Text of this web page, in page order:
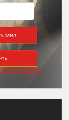
ФАЙЛ
персональных